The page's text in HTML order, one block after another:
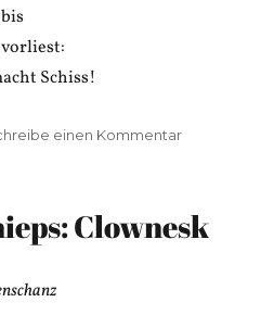
Schiss!
einen Kommentarzu
Steve
Clownesk